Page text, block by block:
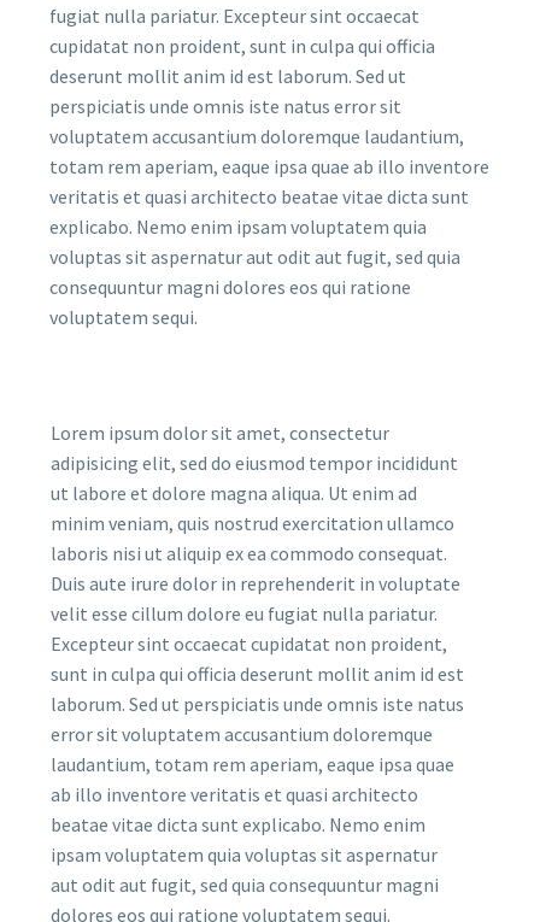
fugiat nulla pariatur. Excepteur sint occaecat
cupidatat non proident, sunt in culpa qui officia
deserunt mollit anim id est laborum. Sed ut
perspiciatis unde omnis iste natus error sit
voluptatem accusantium doloremque laudantium,
totam rem aperiam, eaque ipsa quae ab illo inventore
veritatis et quasi architecto beatae vitae dicta sunt
explicabo. Nemo enim ipsam voluptatem quia
voluptas sit aspernatur aut odit aut fugit, sed quia
consequuntur magni dolores eos qui ratione
voluptatem sequi.
Lorem ipsum dolor sit amet, consectetur
adipisicing elit, sed do eiusmod tempor incididunt
ut labore et dolore magna aliqua. Ut enim ad
minim veniam, quis nostrud exercitation ullamco
laboris nisi ut aliquip ex ea commodo consequat.
Duis aute irure dolor in reprehenderit in voluptate
velit esse cillum dolore eu fugiat nulla pariatur.
Excepteur sint occaecat cupidatat non proident,
sunt in culpa qui officia deserunt mollit anim id est
laborum. Sed ut perspiciatis unde omnis iste natus
error sit voluptatem accusantium doloremque
laudantium, totam rem aperiam, eaque ipsa quae
ab illo inventore veritatis et quasi architecto
beatae vitae dicta sunt explicabo. Nemo enim
ipsam voluptatem quia voluptas sit aspernatur
aut odit aut fugit, sed quia consequuntur magni
dolores eos qui ratione voluptatem sequi.